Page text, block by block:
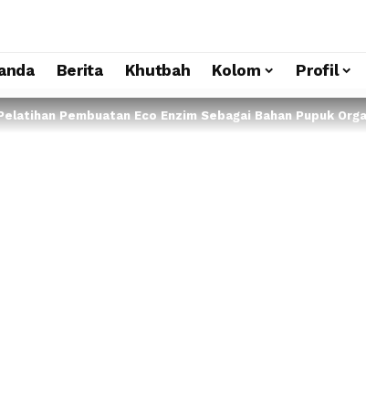
Berita Khutbah Kolom Profil
Pembuatan Eco Enzim Sebagai Bahan Pupuk